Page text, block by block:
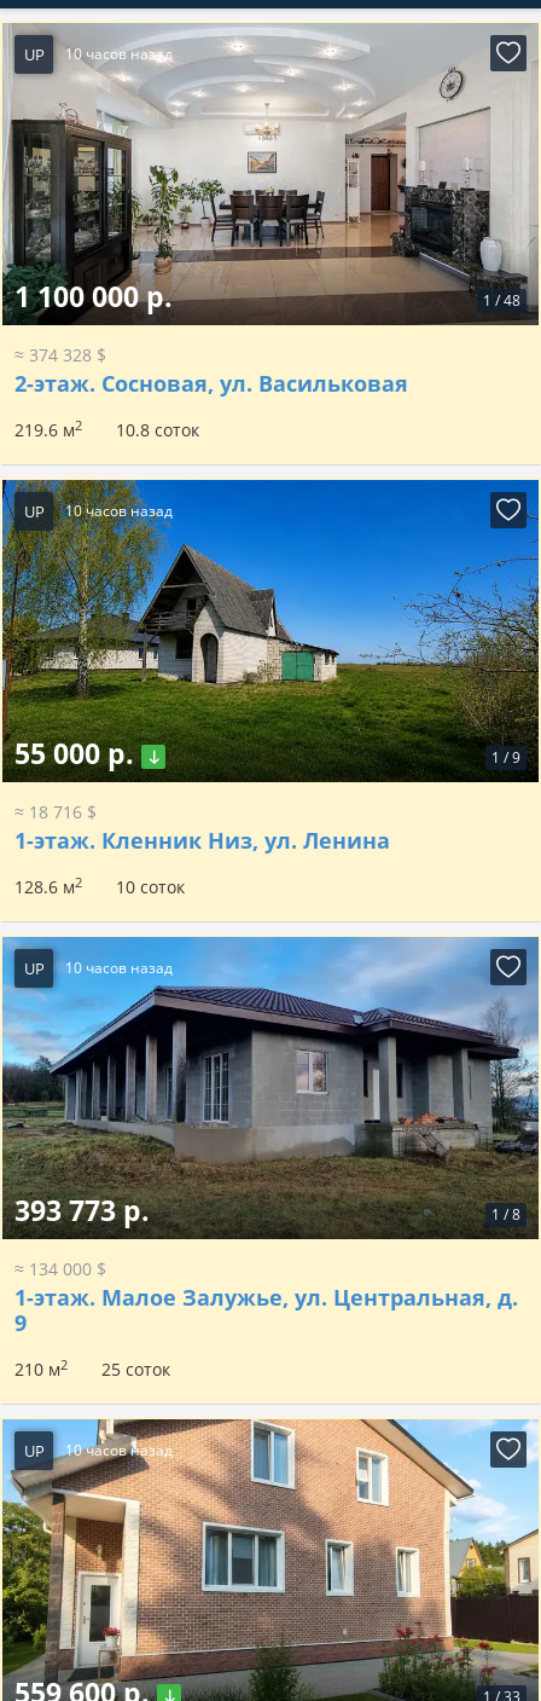
UP 10 часов назад
1 /48
1 100 000 р.
≈ 374 328 $
2-этаж. Сосновая, ул. Васильковая
219.6 м2 10.8 соток
UP 10 часов назад
1 /9
55 000 р.
≈ 18 716 $
1-этаж. Кленник Низ, ул. Ленина
128.6 м2 10 соток
UP 10 часов назад
1 /8
393 773 р.
≈ 134 000 $
1-этаж. Малое Залужье, ул. Центральная, д.
9
210 м2 25 соток
UP 10 часов назад
559 600 р.